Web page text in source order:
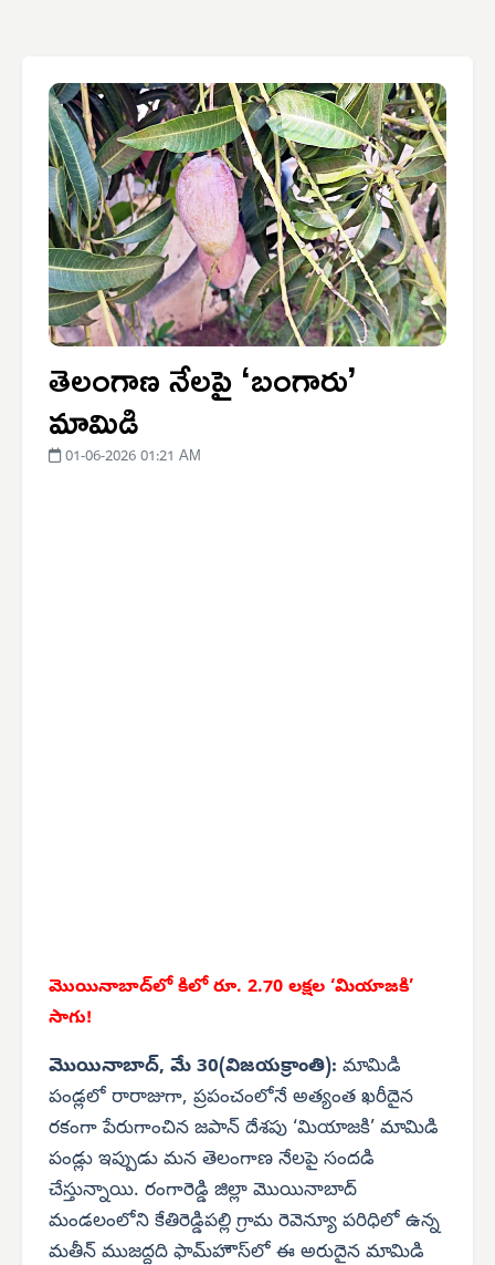
తెలంగాణ నేలపై ‘బంగారు’
మామిడి
01-06-2026 01:21 AM
మొయినాబాద్‌లో కిలో రూ. 2.70 లక్షల ‘మియాజకి’
సాగు!
మొయినాబాద్, మే 30(విజయక్రాంతి): మామిడి
పండ్లలో రారాజుగా, ప్రపంచంలోనే అత్యంత ఖరీదైన
రకంగా పేరుగాంచిన జపాన్ దేశపు ‘మియాజకి’ మామిడి
పండ్లు ఇప్పుడు మన తెలంగాణ నేలపై సందడి
చేస్తున్నాయి. రంగారెడ్డి జిల్లా మొయినాబాద్
మండలంలోని కేతిరెడ్డిపల్లి గ్రామ రెవెన్యూ పరిధిలో ఉన్న
మతీన్ ముజద్దది ఫామ్‌హౌస్‌లో ఈ అరుదైన మామిడి